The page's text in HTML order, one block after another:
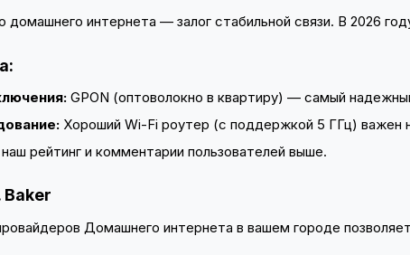
домашнего интернета — залог стабильной связи. В 2026
GPON (оптоволокно в квартиру) — самый
Хороший Wi-Fi роутер (с поддержкой 5 ГГц) важен
рейтинг и комментарии пользователей выше.
Baker
Домашнего интернета в вашем городе